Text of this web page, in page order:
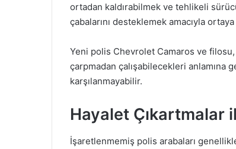
ortadan kaldırabilmek ve tehlikeli
çabalarını desteklemek amacıyla ortaya
Yeni polis Chevrolet Camaros ve
çarpmadan çalışabilecekleri anlamına
karşılanmayabilir.
Hayalet Çıkartmalar
İşaretlenmemiş polis arabaları